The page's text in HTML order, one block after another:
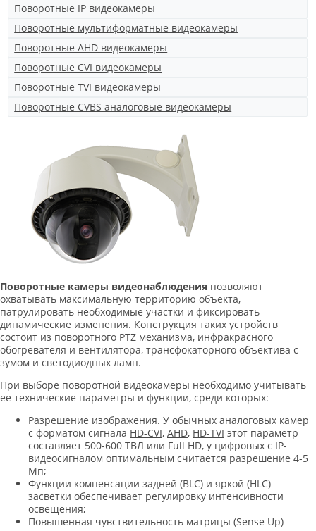
Поворотные IP видеокамеры
Поворотные мультиформатные видеокамеры
Поворотные AHD видеокамеры
Поворотные CVI видеокамеры
Поворотные TVI видеокамеры
Поворотные CVBS аналоговые видеокамеры
Поворотные камеры видеонаблюдения позволяют
охватывать максимальную территорию объекта,
патрулировать необходимые участки и фиксировать
динамические изменения. Конструкция таких устройств
состоит из поворотного PTZ механизма, инфракрасного
обогревателя и вентилятора, трансфокаторного объектива с
зумом и светодиодных ламп.
При выборе поворотной видеокамеры необходимо учитывать
ее технические параметры и функции, среди которых:
Разрешение изображения. У обычных аналоговых камер
с форматом сигнала HD-CVI, AHD, HD-TVI этот параметр
составляет 500-600 ТВЛ или Full HD, у цифровых с IP-
видеосигналом оптимальным считается разрешение 4-5
Мп;
Функции компенсации задней (BLC) и яркой (HLC)
засветки обеспечивает регулировку интенсивности
освещения;
Повышенная чувствительность матрицы (Sense Up)